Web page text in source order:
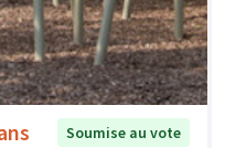
Soumise au vote